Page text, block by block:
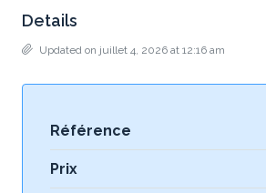
Details
Updated on juillet 4, 2026 at 12:16 am
Référence
Prix